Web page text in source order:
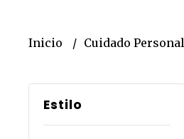
Inicio Cuidado Personal
Estilo